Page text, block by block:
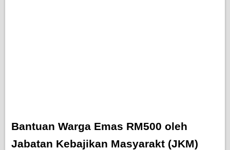
Bantuan Warga Emas RM500 oleh
Jabatan Kebajikan Masyarakt (JKM)